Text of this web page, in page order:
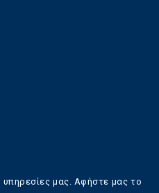
υπηρεσίες μας. Αφήστε μας το